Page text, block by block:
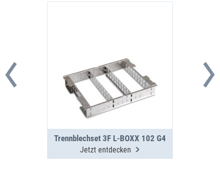
Trennblechset 3F L-BOXX 102 G4
Jetzt entdecken